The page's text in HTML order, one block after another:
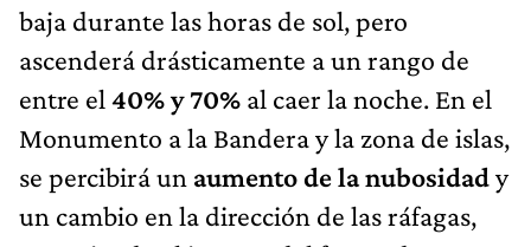
baja durante las horas de sol, pero
ascenderá drásticamente a un rango de
entre el 40% y 70% al caer la noche. En el
Monumento a la Bandera y la zona de islas,
se percibirá un aumento de la nubosidady
un cambio en la dirección de las ráfagas,